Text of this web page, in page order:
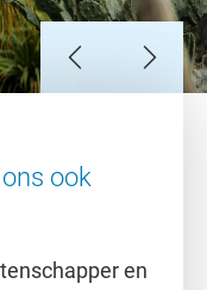
ook
en